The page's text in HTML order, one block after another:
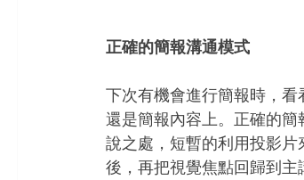
正確的簡報溝通模式
下次有機會進行簡報時，
還是簡報內容上。正確的
說之處，短暫的利用投影
後，再把視覺焦點回歸到